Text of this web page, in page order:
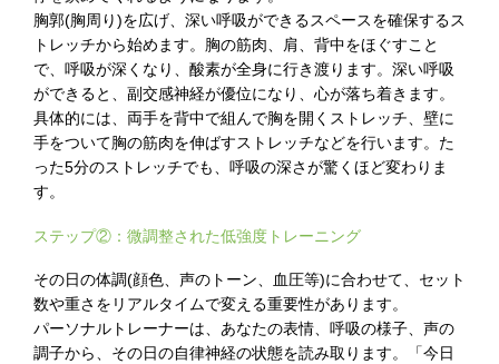
胸郭(胸周り)を広げ、深い呼吸ができるスペースを確保するス
トレッチから始めます。胸の筋肉、肩、背中をほぐすこと
で、呼吸が深くなり、酸素が全身に行き渡ります。深い呼吸
ができると、副交感神経が優位になり、心が落ち着きます。
具体的には、両手を背中で組んで胸を開くストレッチ、壁に
手をついて胸の筋肉を伸ばすストレッチなどを行います。た
った5分のストレッチでも、呼吸の深さが驚くほど変わりま
す。
ステップ②：微調整された低強度トレーニング
その日の体調(顔色、声のトーン、血圧等)に合わせて、セット
数や重さをリアルタイムで変える重要性があります。
パーソナルトレーナーは、あなたの表情、呼吸の様子、声の
調子から、その日の自律神経の状態を読み取ります。「今日